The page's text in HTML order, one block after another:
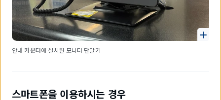
안내 카운터에 설치된 모니터 단말기
스마트폰을 이용하시는 경우